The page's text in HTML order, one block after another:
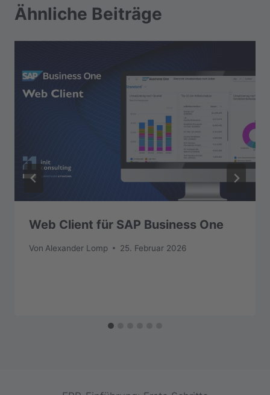
Ähnliche Beiträge
Web Client für SAP Business One
Von Alexander Lomp 25. Februar 2026